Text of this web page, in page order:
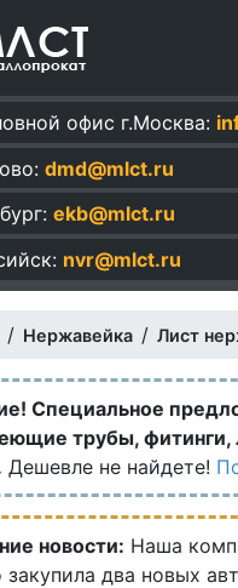
офис г.Москва:
dmd@mlct.ru
ekb@mlct.ru
nvr@mlct.ru
/ Нержавейка / Лист
Специальное
трубы, фитинги,
Дешевле не найдете!
новости: Наша
закупила два новых